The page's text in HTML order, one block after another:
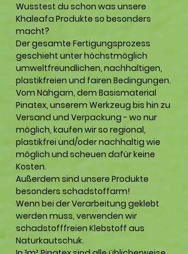
Wusstest du schon was unsere
Khaleafa Produkte so besonders
macht?
Der gesamte Fertigungsprozess
geschieht unter höchstmöglich
umweltfreundlichen, nachhaltigen,
plastikfreien und fairen Bedingungen.
Vom Nähgarn, dem Basismaterial
Pinatex, unserem Werkzeug bis hin zu
Versand und Verpackung - wo nur
möglich, kaufen wir so regional,
plastikfrei und/oder nachhaltig wie
möglich und scheuen dafür keine
Kosten.
Außerdem sind unsere Produkte
besonders schadstoffarm!
Wenn bei der Verarbeitung geklebt
werden muss, verwenden wir
schadstofffreien Klebstoff aus
Naturkautschuk.